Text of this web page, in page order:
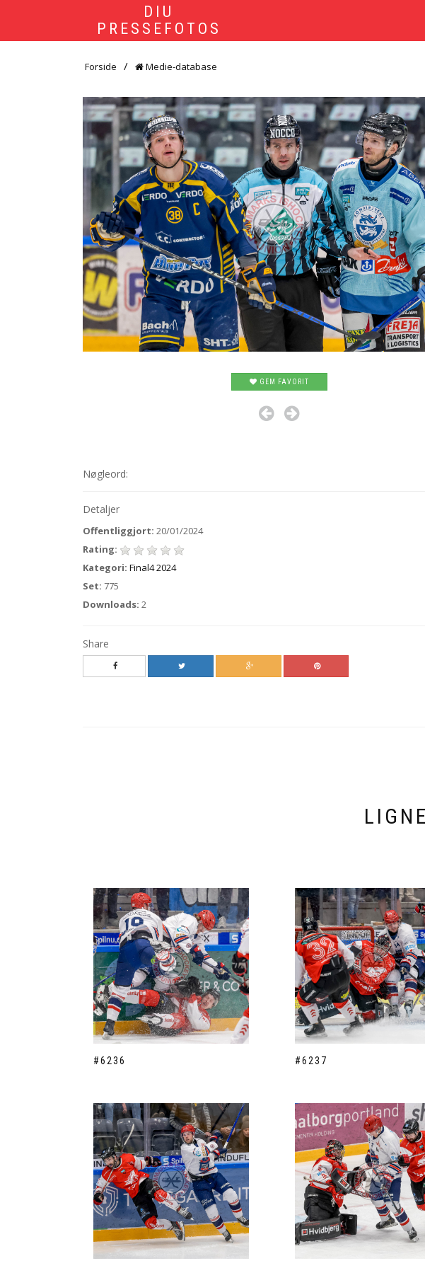
DIU
PRESSEFOTOS
Forside Medie-database
GEM FAVORIT
Nøgleord:
Detaljer
Offentliggjort: 20/01/2024
Rating:
Kategori: Final4 2024
Set: 775
Downloads: 2
Share
#6236 #6237